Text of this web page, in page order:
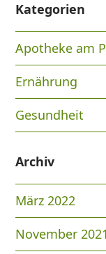
Kategorien
Apotheke am
Ernährung
Gesundheit
Archiv
März 2022
November 2021